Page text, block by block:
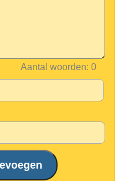
Aantal woorden: